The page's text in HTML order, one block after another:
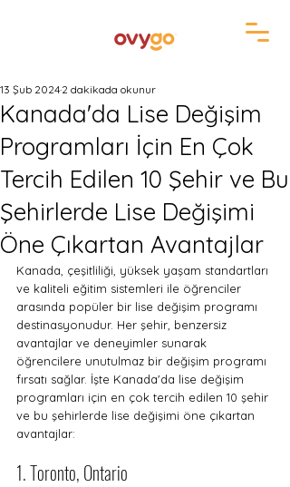
Kanada'da Lise Değişim
Programları İçin En Çok
Tercih Edilen 10 Şehir ve Bu
Şehirlerde Lise Değişimi
Öne Çıkartan Avantajlar
13 Şub 2024 2 dakikada okunur
Kanada, çeşitliliği, yüksek yaşam standartları
ve kaliteli eğitim sistemleri ile öğrenciler
arasında popüler bir lise değişim programı
destinasyonudur. Her şehir, benzersiz
avantajlar ve deneyimler sunarak
öğrencilere unutulmaz bir değişim programı
fırsatı sağlar. İşte Kanada'da lise değişim
programları için en çok tercih edilen 10 şehir
ve bu şehirlerde lise değişimi öne çıkartan
avantajlar:
1. Toronto, Ontario